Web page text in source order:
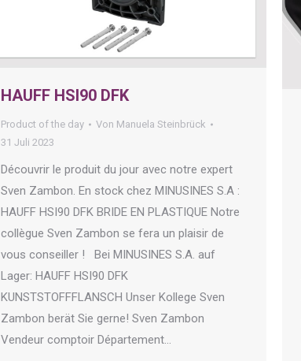
HAUFF HSI90 DFK
Product of the day Von Manuela Steinbrück
31 Juli 2023
Découvrir le produit du jour avec notre expert
Sven Zambon. En stock chez MINUSINES S.A :
HAUFF HSI90 DFK BRIDE EN PLASTIQUE Notre
collègue Sven Zambon se fera un plaisir de
vous conseiller ! Bei MINUSINES S.A. auf
Lager: HAUFF HSI90 DFK
KUNSTSTOFFFLANSCH Unser Kollege Sven
Zambon berät Sie gerne! Sven Zambon
Vendeur comptoir Département…